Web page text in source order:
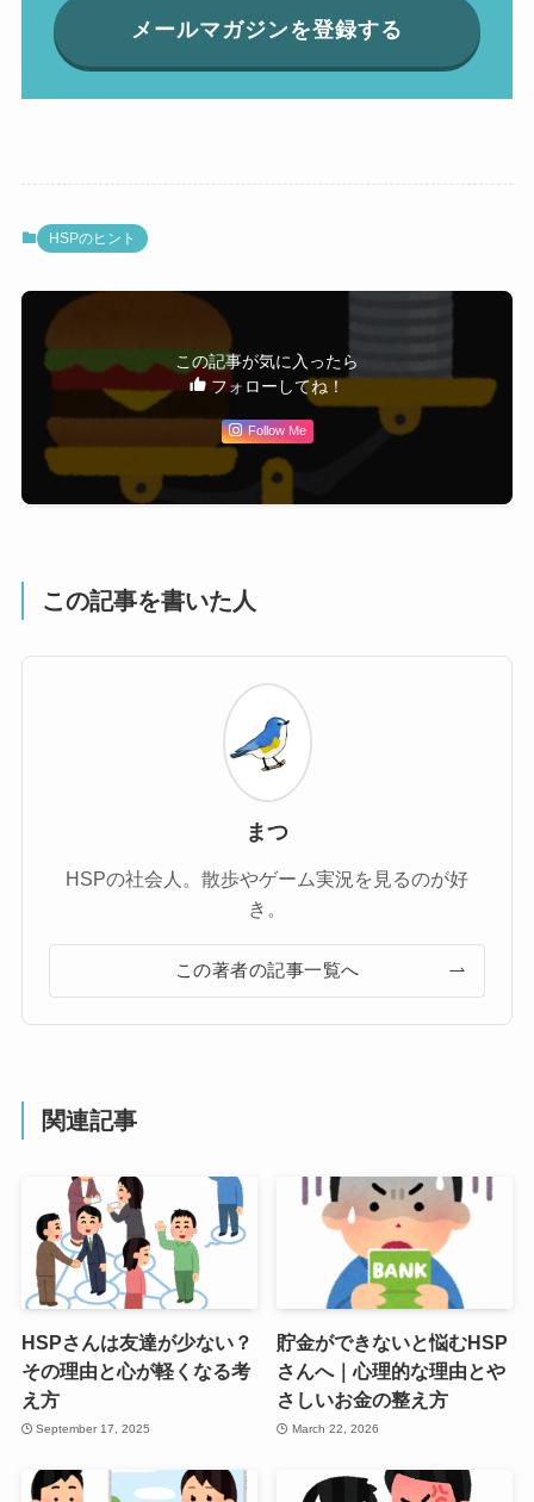
メールマガジンを登録する
HSPのヒント
この記事が気に入ったら
フォローしてね！
Follow Me
この記事を書いた人
まつ
HSPの社会人。散歩やゲーム実況を見るのが好
き。
この著者の記事一覧へ
関連記事
HSPさんは友達が少ない？
その理由と心が軽くなる考
え方
September 17, 2025
貯金ができないと悩むHSP
さんへ｜心理的な理由とや
さしいお金の整え方
March 22, 2026